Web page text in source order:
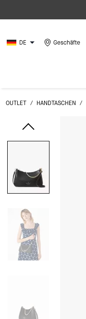
DE Geschäfte
OUTLET / HANDTASCHEN /